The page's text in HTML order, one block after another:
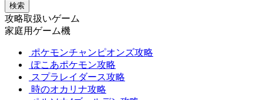
検索
攻略取扱いゲーム
家庭用ゲーム機
ポケモンチャンピオンズ攻略
ぽこあポケモン攻略
スプラレイダース攻略
時のオカリナ攻略